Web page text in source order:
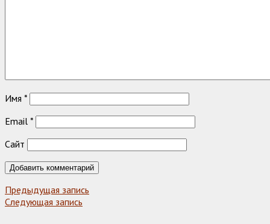
Имя *
Email *
Сайт
Предыдущая запись
Следующая запись